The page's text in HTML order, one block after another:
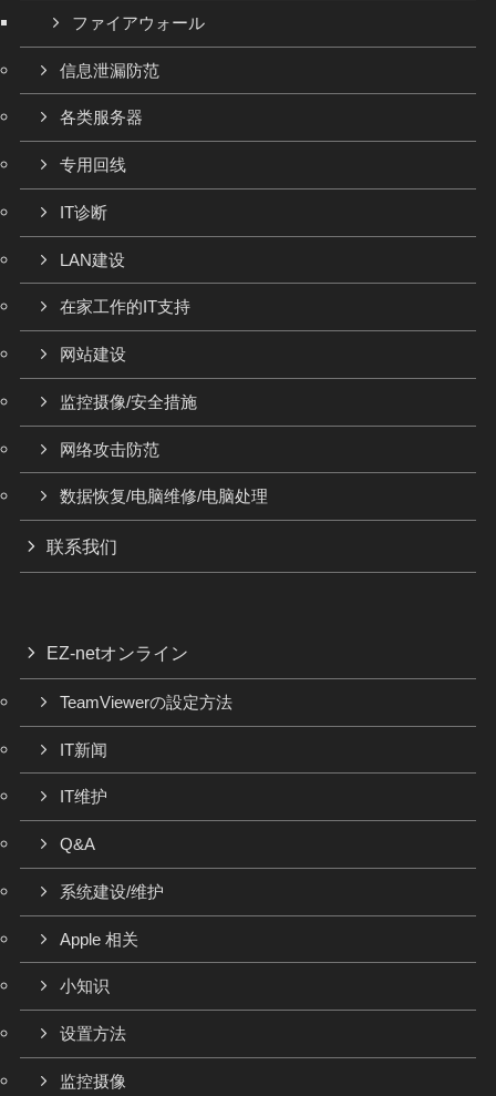
ファイアウォール
信息泄漏防范
各类服务器
专用回线
IT诊断
LAN建设
在家工作的IT支持
网站建设
监控摄像/安全措施
网络攻击防范
数据恢复/电脑维修/电脑处理
联系我们
EZ-netオンライン
TeamViewerの設定方法
IT新闻
IT维护
Q&A
系统建设/维护
Apple 相关
小知识
设置方法
监控摄像